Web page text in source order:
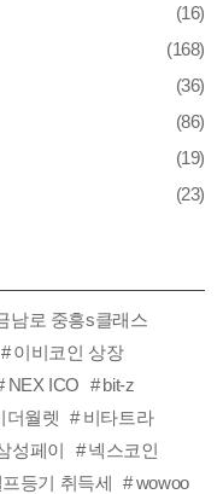
(16)
(168)
(36)
(86)
(19)
(23)
남로 중흥s클래스
이비코인 상장
NEX ICO
bit-z
더월렛
비타트라
성페이
넥스코인
등기 취득세
wowoo